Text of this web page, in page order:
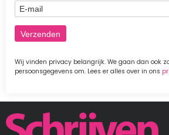
E-mail
Wij vinden privacy belangrijk. We gaan dan ook
persoonsgegevens om. Lees er alles over in ons
Afbeelding